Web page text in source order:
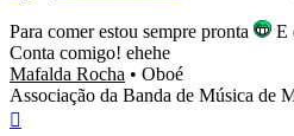
Para comer estou sempre pronta
E
Conta comigo! ehehe
Mafalda Rocha • Oboé
Associação da Banda de Música de